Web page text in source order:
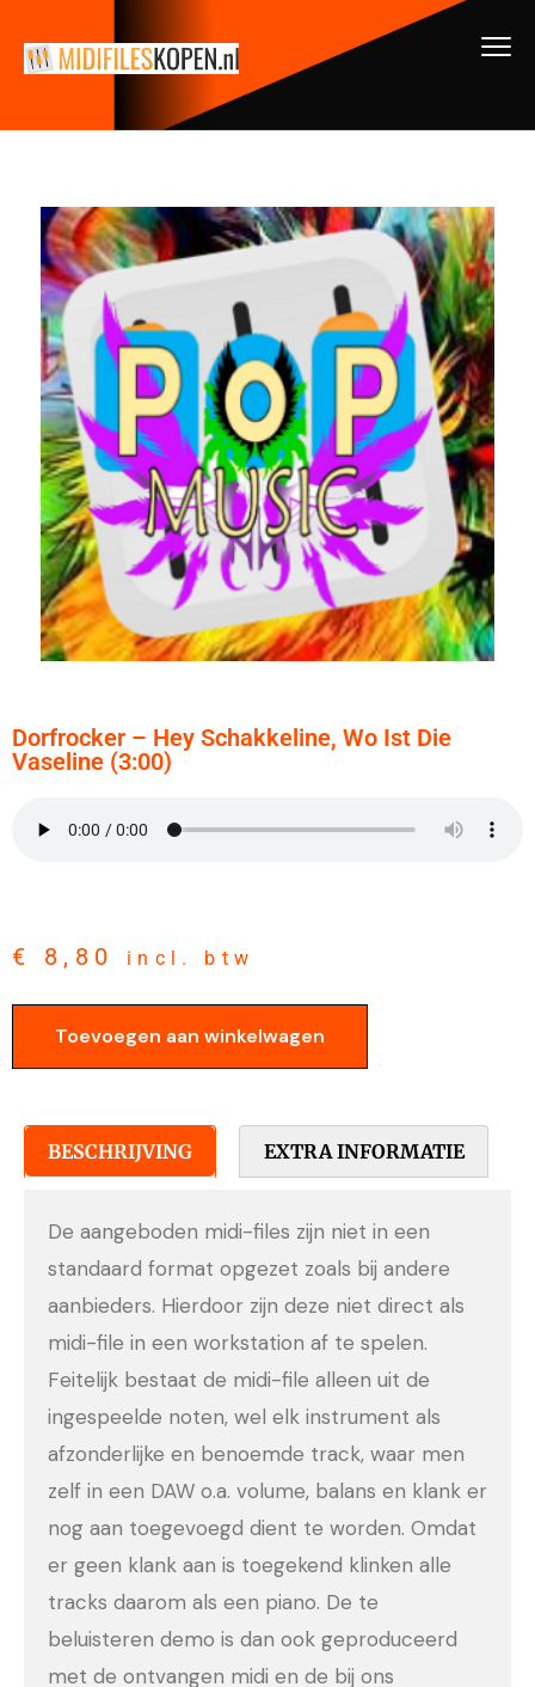
Dorfrocker – Hey Schakkeline, Wo Ist Die
Vaseline (3:00)
€ 8,80 incl. btw
Toevoegen aan winkelwagen
BESCHRIJVING EXTRA INFORMATIE
De aangeboden midi-files zijn niet in een
standaard format opgezet zoals bij andere
aanbieders. Hierdoor zijn deze niet direct als
midi-file in een workstation af te spelen.
Feitelijk bestaat de midi-file alleen uit de
ingespeelde noten, wel elk instrument als
afzonderlijke en benoemde track, waar men
zelf in een DAW o.a. volume, balans en klank er
nog aan toegevoegd dient te worden. Omdat
er geen klank aan is toegekend klinken alle
tracks daarom als een piano. De te
beluisteren demo is dan ook geproduceerd
met de ontvangen midi en de bij ons